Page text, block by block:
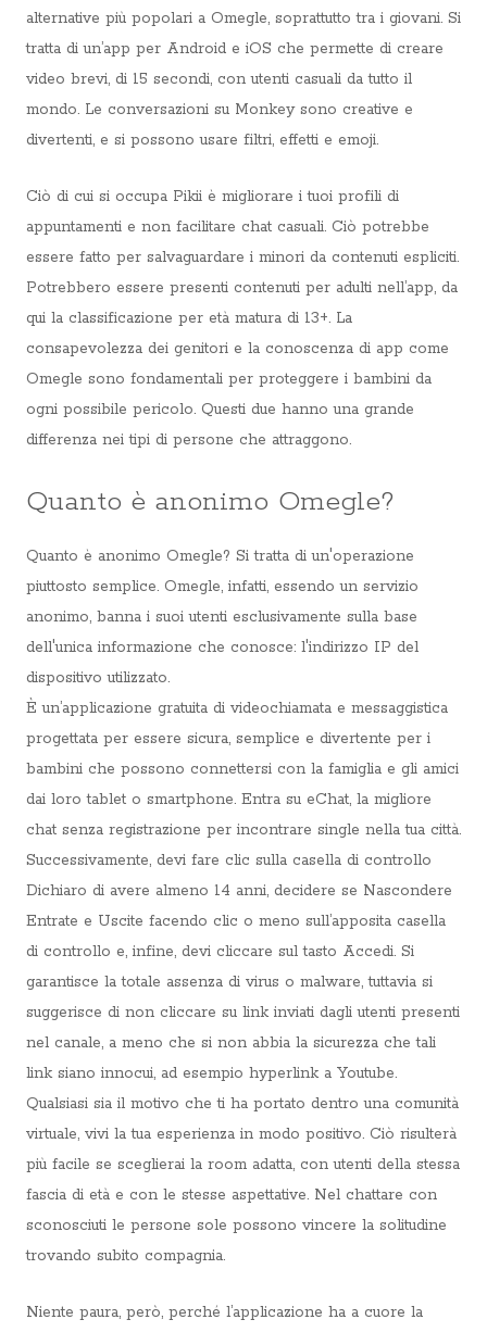
alternative più popolari a Omegle, soprattutto tra i giovani. Si
tratta di un’app per Android e iOS che permette di creare
video brevi, di 15 secondi, con utenti casuali da tutto il
mondo. Le conversazioni su Monkey sono creative e
divertenti, e si possono usare filtri, effetti e emoji.
Ciò di cui si occupa Pikii è migliorare i tuoi profili di
appuntamenti e non facilitare chat casuali. Ciò potrebbe
essere fatto per salvaguardare i minori da contenuti espliciti.
Potrebbero essere presenti contenuti per adulti nell’app, da
qui la classificazione per età matura di 13+. La
consapevolezza dei genitori e la conoscenza di app come
Omegle sono fondamentali per proteggere i bambini da
ogni possibile pericolo. Questi due hanno una grande
differenza nei tipi di persone che attraggono.
Quanto è anonimo Omegle?
Quanto è anonimo Omegle? Si tratta di un'operazione
piuttosto semplice. Omegle, infatti, essendo un servizio
anonimo, banna i suoi utenti esclusivamente sulla base
dell'unica informazione che conosce: l'indirizzo IP del
dispositivo utilizzato.
È un’applicazione gratuita di videochiamata e messaggistica
progettata per essere sicura, semplice e divertente per i
bambini che possono connettersi con la famiglia e gli amici
dai loro tablet o smartphone. Entra su eChat, la migliore
chat senza registrazione per incontrare single nella tua città.
Successivamente, devi fare clic sulla casella di controllo
Dichiaro di avere almeno 14 anni, decidere se Nascondere
Entrate e Uscite facendo clic o meno sull’apposita casella
di controllo e, infine, devi cliccare sul tasto Accedi. Si
garantisce la totale assenza di virus o malware, tuttavia si
suggerisce di non cliccare su link inviati dagli utenti presenti
nel canale, a meno che si non abbia la sicurezza che tali
link siano innocui, ad esempio hyperlink a Youtube.
Qualsiasi sia il motivo che ti ha portato dentro una comunità
virtuale, vivi la tua esperienza in modo positivo. Ciò risulterà
più facile se sceglierai la room adatta, con utenti della stessa
fascia di età e con le stesse aspettative. Nel chattare con
sconosciuti le persone sole possono vincere la solitudine
trovando subito compagnia.
Niente paura, però, perché l’applicazione ha a cuore la